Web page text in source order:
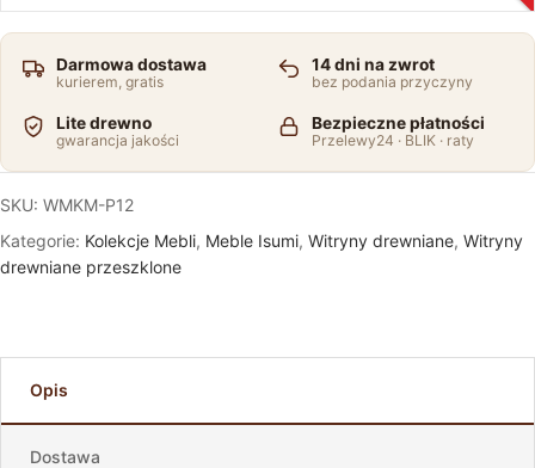
Darmowa dostawa
kurierem, gratis
14 dni na zwrot
bez podania przyczyny
Lite drewno
gwarancja jakości
Bezpieczne płatności
Przelewy24 · BLIK · raty
SKU: WMKM-P12
Kategorie: Kolekcje Mebli, Meble Isumi, Witryny drewniane, Witryny
drewniane przeszklone
Opis
Dostawa